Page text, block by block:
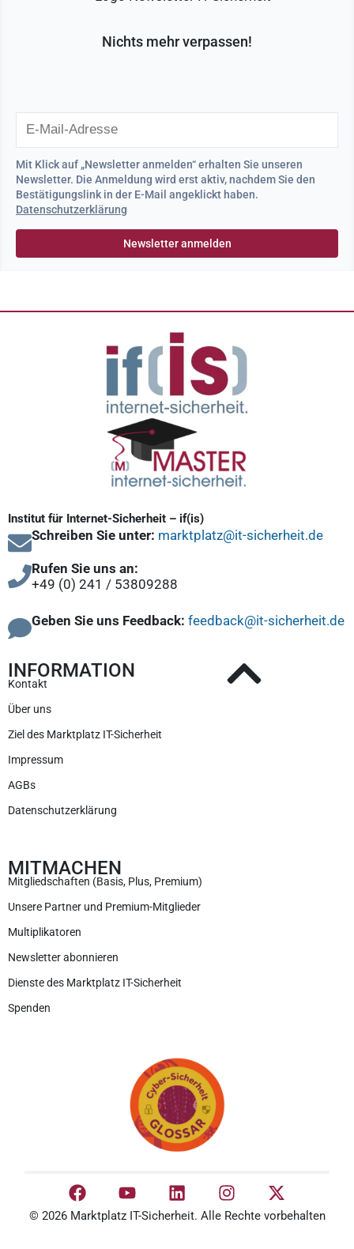
Nichts mehr verpassen!
Mit Klick auf „Newsletter anmelden“ erhalten Sie unseren
Newsletter. Die Anmeldung wird erst aktiv, nachdem Sie den
Bestätigungslink in der E-Mail angeklickt haben.
Datenschutzerklärung
Institut für Internet-Sicherheit – if(is)
Schreiben Sie unter: marktplatz@it-sicherheit.de
Rufen Sie uns an:
+49 (0) 241 / 53809288
Geben Sie uns Feedback: feedback@it-sicherheit.de
INFORMATION
Kontakt
Über uns
Ziel des Marktplatz IT-Sicherheit
Impressum
AGBs
Datenschutzerklärung
MITMACHEN
Mitgliedschaften (Basis, Plus, Premium)
Unsere Partner und Premium-Mitglieder
Multiplikatoren
Newsletter abonnieren
Dienste des Marktplatz IT-Sicherheit
Spenden
© 2026 Marktplatz IT-Sicherheit. Alle Rechte vorbehalten